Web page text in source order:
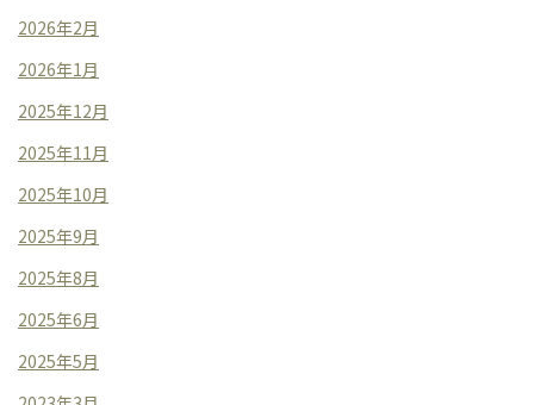
2026年2月
2026年1月
2025年12月
2025年11月
2025年10月
2025年9月
2025年8月
2025年6月
2025年5月